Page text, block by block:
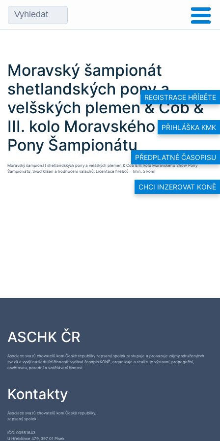
REGISTRACE HŘÍBĚTE
PŘIHLÁŠKA KMK
PŘEDPLATNÉ ČASOPISU
CHCI INZEROVAT KONĚ
Moravský šampionát
shetlandských pony a
velšských plemen & Cob &
III. kolo Moravského Show
Pony Šampionátu
Moravský šampionát shetlandských pony a velšských plemen & Cob & III. kolo Moravského Show Pony
Šampionátu, Svod klisen a hodnocení valachů, Licentace hřebců (min. 5 koní)
ASCHK ČR
Asociace svazů chovatelů koní České republiky zapsaný spolek zastupuje a prosazuje zájmy sdruženýcvh
svazů a vyvíjí následující činnosti: vydává časopis KONĚ, organizuje a realizuje výstavní, propagační,
osvětovou, poradní a vzdělávací činnost.
Kontakty
Asociace svazů chovatelů koní České republiky,
zapsaný spolek
IČO: 00551643
U Hřebčince 479, 397 01 Písek